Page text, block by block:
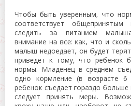
Чтобы быть уверенным, что
соответствует
следить за питанием
внимание на все: как, что и
малыш недоедает, он будет
приведет к тому, что ребенок
нормы. Младенец в среднем
одно кормление (в возрасте
ребенок съедает гораздо
следует принять меры.